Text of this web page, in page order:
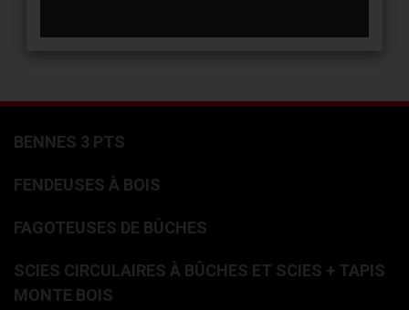
BENNES 3 PTS
FENDEUSES À BOIS
FAGOTEUSES DE BÛCHES
SCIES CIRCULAIRES À BÛCHES ET SCIES + TAPIS
MONTE BOIS